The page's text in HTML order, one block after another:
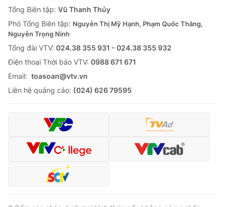
Tổng Biên tập: Vũ Thanh Thủy
Phó Tổng Biên tập: Nguyễn Thị Mỹ Hạnh, Phạm Quốc Thắng,
Nguyễn Trọng Ninh
Tổng đài VTV: 024.38 355 931 - 024.38 355 932
Ðiện thoại Thời báo VTV: 0988 671 671
Email: toasoan@vtv.vn
Liên hệ quảng cáo: (024) 626 79595